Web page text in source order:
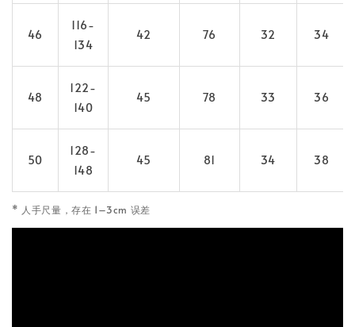
46
116-
134
42 76 32 34
48
122-
140
45 78 33 36
50
128-
148
45 81 34 38
* 人手尺量，存在 1–3cm 误差